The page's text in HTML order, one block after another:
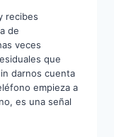
recibes
de
veces
que
darnos cuenta
empieza a
es una señal